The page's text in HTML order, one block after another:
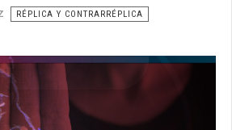
RÉPLICA Y CONTRARRÉPLICA